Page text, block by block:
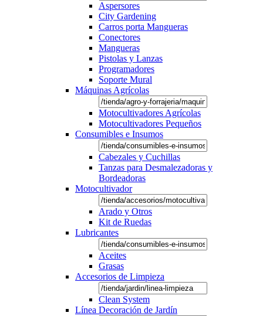
Aspersores
City Gardening
Carros porta Mangueras
Conectores
Mangueras
Pistolas y Lanzas
Programadores
Soporte Mural
Máquinas Agrícolas
Motocultivadores Agrícolas
Motocultivadores Pequeños
Consumibles e Insumos
Cabezales y Cuchillas
Tanzas para Desmalezadoras y
Bordeadoras
Motocultivador
Arado y Otros
Kit de Ruedas
Lubricantes
Aceites
Grasas
Accesorios de Limpieza
Clean System
Línea Decoración de Jardín